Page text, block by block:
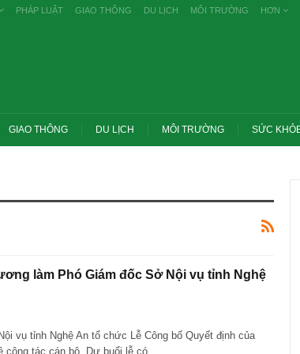
PHÁP LUẬT GIAO THÔNG DU LỊCH MÔI TRƯỜNG HƠN
GIAO THÔNG DU LỊCH MÔI TRƯỜNG SỨC
làm Phó Giám đốc Sở Nội vụ tỉnh Nghệ
vụ tỉnh Nghệ An tổ chức Lễ Công bố Quyết định của
công tác cán bộ. Dự buổi lễ có…
Thủ tướng: Xử lý nghiêm các vụ tiêu cực
thi THPT, công bố công khai